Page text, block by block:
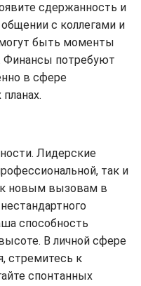
сдержанность и
с коллегами и
быть моменты
Финансы потребуют
в сфере
Лидерские
так и
к новым вызовам в
способность
В личной сфере
стремитесь к
спонтанных